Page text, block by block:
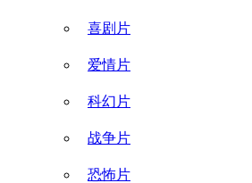
喜剧片
爱情片
科幻片
战争片
恐怖片